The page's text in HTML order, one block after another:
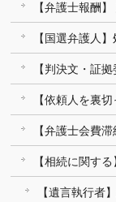
【弁護士報酬
【国選弁護人
【判決文・証
【依頼人を裏
【弁護士会費
【相続に関す
【遺言執行者